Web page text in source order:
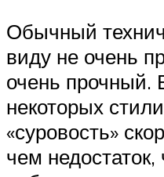
Обычный
виду не очень
очень прочный.
некоторых
«суровость»
чем